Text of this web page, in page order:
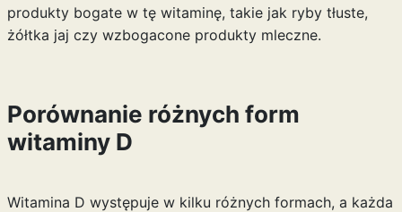
produkty bogate w tę witaminę, takie jak ryby tłuste,
żółtka jaj czy wzbogacone produkty mleczne.
Porównanie różnych form
witaminy D
Witamina D występuje w kilku różnych formach, a każda